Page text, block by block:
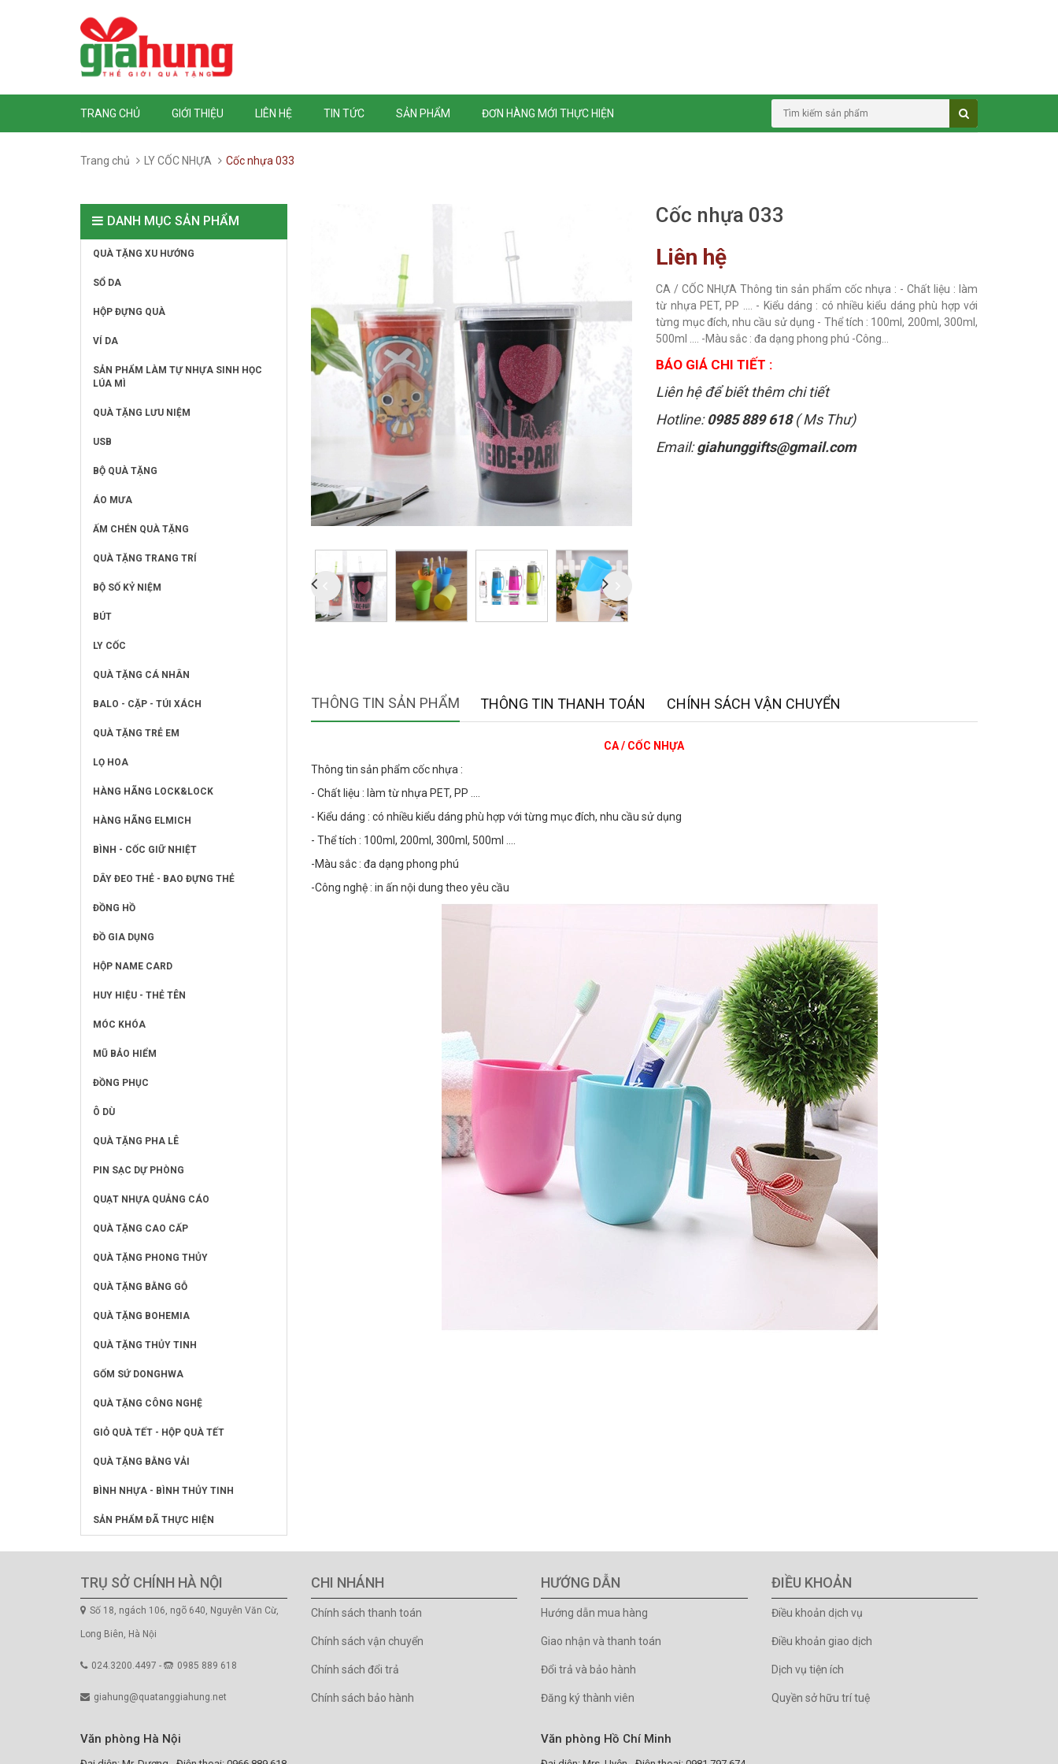
TRANG CHỦ GIỚI THIỆU LIÊN HỆ TIN TỨC SẢN PHẨM ĐƠN HÀNG MỚI THỰC HIỆN
Trang chủ LY CỐC NHỰA Cốc nhựa 033
Cốc nhựa 033
Liên hệ
CA / CỐC NHỰA Thông tin sản phẩm cốc nhựa : - Chất liệu : làm
từ nhựa PET, PP .... - Kiểu dáng : có nhiều kiểu dáng phù hợp với
từng mục đích, nhu cầu sử dụng - Thể tích : 100ml, 200ml, 300ml,
500ml .... -Màu sắc : đa dạng phong phú -Công...
BÁO GIÁ CHI TIẾT :
Liên hệ để biết thêm chi tiết
Hotline:0985 889 618( Ms Thư)
Email:giahunggifts@gmail.com
THÔNG TIN SẢN PHẨM THÔNG TIN THANH TOÁN CHÍNH SÁCH VẬN CHUYỂN
CA / CỐC NHỰA
Thông tin sản phẩm cốc nhựa :
- Chất liệu : làm từ nhựa PET, PP ....
- Kiểu dáng : có nhiều kiểu dáng phù hợp với từng mục đích, nhu cầu sử dụng
- Thể tích : 100ml, 200ml, 300ml, 500ml ....
-Màu sắc : đa dạng phong phú
-Công nghệ : in ấn nội dung theo yêu cầu
DANH MỤC SẢN PHẨM
QUÀ TẶNG XU HƯỚNG
SỔ DA
HỘP ĐỰNG QUÀ
VÍ DA
SẢN PHẨM LÀM TỰ NHỰA SINH HỌC
LÚA MÌ
QUÀ TẶNG LƯU NIỆM
USB
BỘ QUÀ TẶNG
ÁO MƯA
ẤM CHÉN QUÀ TẶNG
QUÀ TẶNG TRANG TRÍ
BỘ SỐ KỶ NIỆM
BÚT
LY CỐC
QUÀ TẶNG CÁ NHÂN
BALO - CẶP - TÚI XÁCH
QUÀ TẶNG TRẺ EM
LỌ HOA
HÀNG HÃNG LOCK&LOCK
HÀNG HÃNG ELMICH
BÌNH - CỐC GIỮ NHIỆT
DÂY ĐEO THẺ - BAO ĐỰNG THẺ
ĐỒNG HỒ
ĐỒ GIA DỤNG
HỘP NAME CARD
HUY HIỆU - THẺ TÊN
MÓC KHÓA
MŨ BẢO HIỂM
ĐỒNG PHỤC
Ô DÙ
QUÀ TẶNG PHA LÊ
PIN SẠC DỰ PHÒNG
QUẠT NHỰA QUẢNG CÁO
QUÀ TẶNG CAO CẤP
QUÀ TẶNG PHONG THỦY
QUÀ TẶNG BẰNG GỖ
QUÀ TẶNG BOHEMIA
QUÀ TẶNG THỦY TINH
GỐM SỨ DONGHWA
QUÀ TẶNG CÔNG NGHỆ
GIỎ QUÀ TẾT - HỘP QUÀ TẾT
QUÀ TẶNG BẰNG VẢI
BÌNH NHỰA - BÌNH THỦY TINH
SẢN PHẨM ĐÃ THỰC HIỆN
TRỤ SỞ CHÍNH HÀ NỘI
Số 18, ngách 106, ngõ 640, Nguyễn Văn Cừ,
Long Biên, Hà Nội
024.3200.4497 - 0985 889 618
giahung@quatanggiahung.net
CHI NHÁNH
Chính sách thanh toán
Chính sách vận chuyển
Chính sách đổi trả
Chính sách bảo hành
HƯỚNG DẪN
Hướng dẫn mua hàng
Giao nhận và thanh toán
Đổi trả và bảo hành
Đăng ký thành viên
ĐIỀU KHOẢN
Điều khoản dịch vụ
Điều khoản giao dịch
Dịch vụ tiện ích
Quyền sở hữu trí tuệ
Văn phòng Hà Nội Văn phòng Hồ Chí Minh